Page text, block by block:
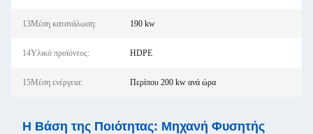
13Μέση κατανάλωση: 190 kw
14Υλικό προϊόντος: HDPE
15Μέση ενέργεια: Περίπου 200 kw ανά ώρα
Η Βάση της Ποιότητας: Μηχανή Φυσητής